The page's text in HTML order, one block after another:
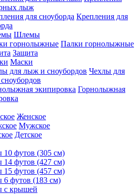
лыж
Крепления для
Шлемы
Палки горнолыжные
Защита
Маски
Чехлы для
Горнолыжная
Женское
Мужское
Детское
10 футов (305 см)
14 футов (427 см)
15 футов (457 см)
6 футов (183 см)
с крышей